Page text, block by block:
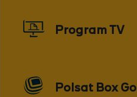
Program TV
Polsat Box Go